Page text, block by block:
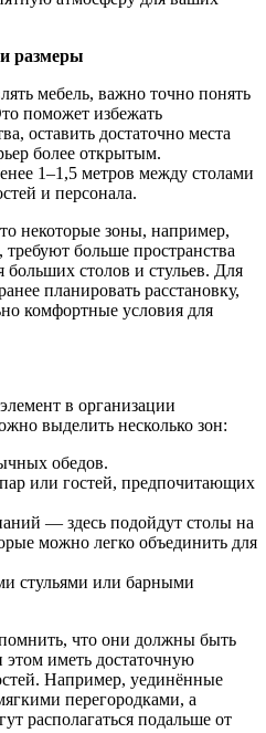
размеры
мебель, важно точно понять
поможет избежать
оставить достаточно места
более открытым.
1–1,5 метров между столами
и персонала.
некоторые зоны, например,
больше пространства
столов и стульев. Для
планировать расстановку,
комфортные условия для
в организации
выделить несколько зон:
обедов.
или гостей, предпочитающих
— здесь подойдут столы на
можно легко объединить для
стульями или барными
что они должны быть
иметь достаточную
Например, уединённые
перегородками, а
располагаться подальше от